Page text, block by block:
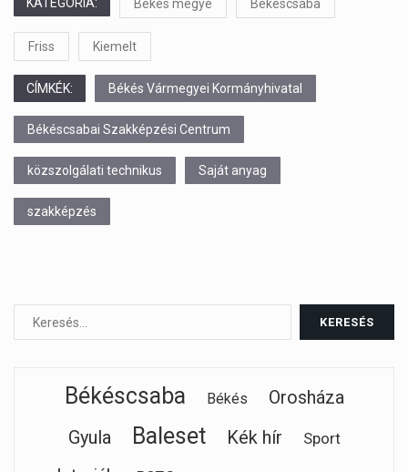
Békés megye Békéscsaba
Friss Kiemelt
CÍMKÉK: Békés Vármegyei Kormányhivatal
Békéscsabai Szakképzési Centrum
közszolgálati technikus Saját anyag
szakképzés
Békéscsaba Békés
Orosháza
Gyula
Baleset Kék hír Sport